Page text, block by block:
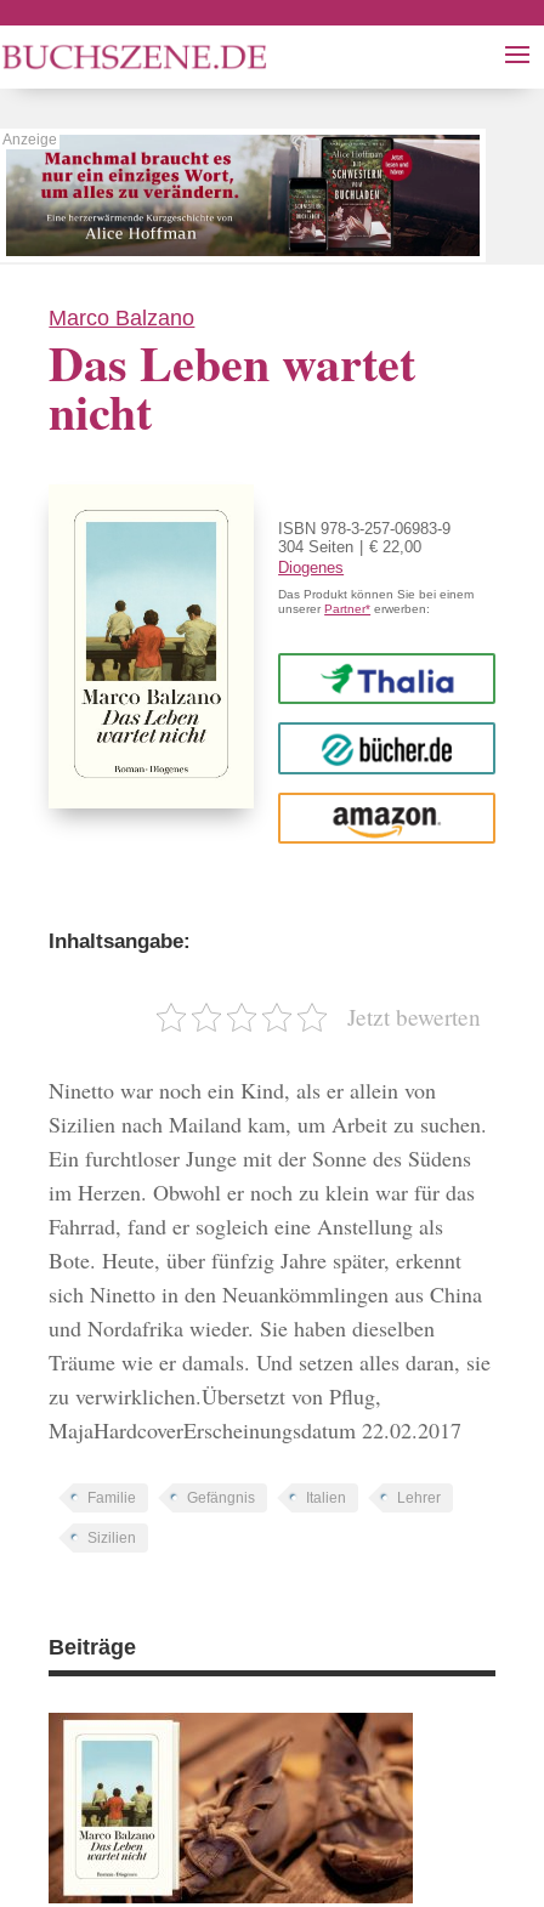
Marco Balzano
Das Leben wartet
nicht
ISBN 978-3-257-06983-9
304 Seiten
€ 22,00
Diogenes
Das Produkt können Sie bei einem
unsererPartner* erwerben:
Thalia
buecher.de
Amazon
Inhaltsangabe:
Jetzt bewerten
Ninetto war noch ein Kind, als er allein von
Sizilien nach Mailand kam, um Arbeit zu suchen.
Ein furchtloser Junge mit der Sonne des Südens
im Herzen. Obwohl er noch zu klein war für das
Fahrrad, fand er sogleich eine Anstellung als
Bote. Heute, über fünfzig Jahre später, erkennt
sich Ninetto in den Neuankömmlingen aus China
und Nordafrika wieder. Sie haben dieselben
Träume wie er damals. Und setzen alles daran, sie
zu verwirklichen.Übersetzt von Pflug,
MajaHardcoverErscheinungsdatum 22.02.2017
Familie Gefängnis Italien Lehrer
Sizilien
Beiträge